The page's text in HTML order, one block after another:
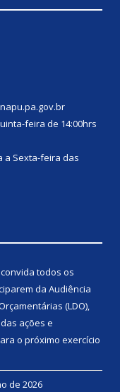
feira de 14:00hrs
a Sexta-feira das
todos os
da Audiência
(LDO),
ações e
o próximo exercício
de 2026